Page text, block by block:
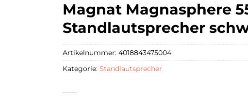
Magnat Magnasphere
Standlautsprecher
Artikelnummer: 4018843475004
Kategorie: Standlautsprecher